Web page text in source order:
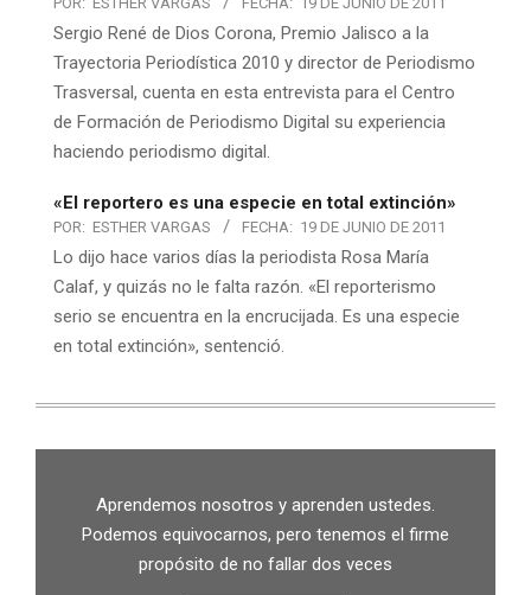
Sergio René de Dios Corona, Premio Jalisco a la
Trayectoria Periodística 2010 y director de Periodismo
Trasversal, cuenta en esta entrevista para el Centro
de Formación de Periodismo Digital su experiencia
haciendo periodismo digital.
«El reportero es una especie en total extinción»
POR: ESTHER VARGAS FECHA: 19 DE JUNIO DE 2011
Lo dijo hace varios días la periodista Rosa María
Calaf, y quizás no le falta razón. «El reporterismo
serio se encuentra en la encrucijada. Es una especie
en total extinción», sentenció.
Aprendemos nosotros y aprenden ustedes.
Podemos equivocarnos, pero tenemos el firme
propósito de no fallar dos veces